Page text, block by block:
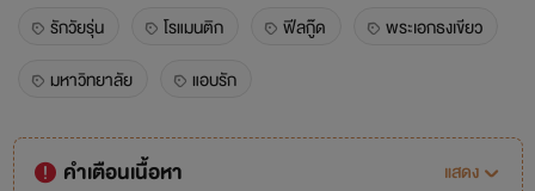
รักวัยรุ่น โรแมนติก ฟีลกู๊ด
พระเอกธงเขียว
มหาวิทยาลัย
แอบรัก
คำเตือนเนื้อหา
แสดง